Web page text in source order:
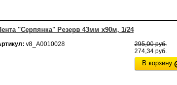
"Серпянка" Резерв 43мм х90м, 1/24
v8_А0010028
295,00 руб.
274,34 руб.
В корзину